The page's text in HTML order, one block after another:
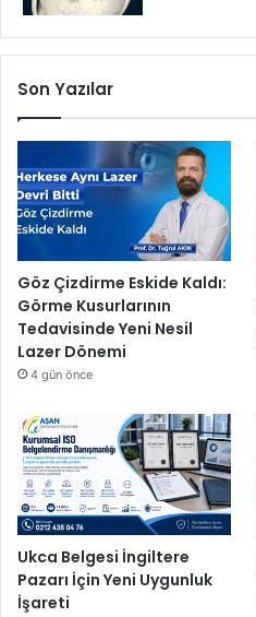
Son Yazılar
Göz Çizdirme Eskide Kaldı:
Görme Kusurlarının
Tedavisinde Yeni Nesil
Lazer Dönemi
4 gün önce
Ukca Belgesi İngiltere
Pazarı İçin Yeni Uygunluk
İşareti